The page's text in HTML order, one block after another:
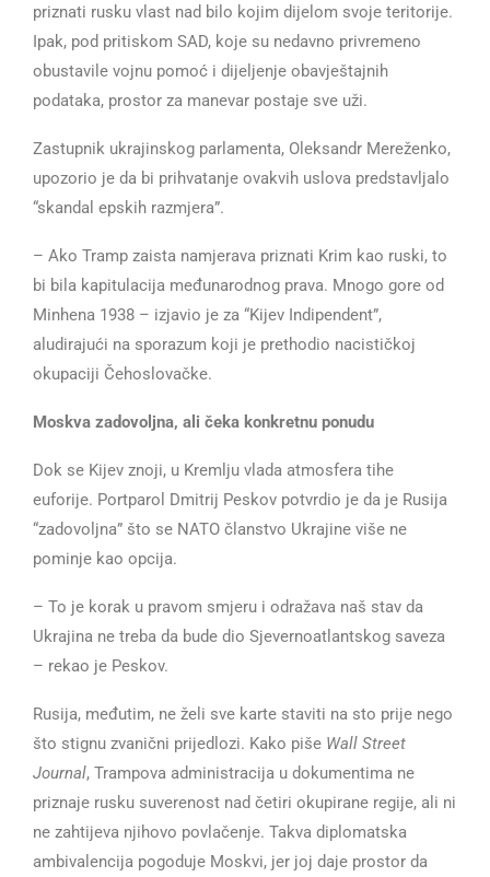
priznati rusku vlast nad bilo kojim dijelom svoje teritorije.
Ipak, pod pritiskom SAD, koje su nedavno privremeno
obustavile vojnu pomoć i dijeljenje obavještajnih
podataka, prostor za manevar postaje sve uži.
Zastupnik ukrajinskog parlamenta, Oleksandr Mereženko,
upozorio je da bi prihvatanje ovakvih uslova predstavljalo
“skandal epskih razmjera”.
– Ako Tramp zaista namjerava priznati Krim kao ruski, to
bi bila kapitulacija međunarodnog prava. Mnogo gore od
Minhena 1938 – izjavio je za “Kijev Indipendent”,
aludirajući na sporazum koji je prethodio nacističkoj
okupaciji Čehoslovačke.
Moskva zadovoljna, ali čeka konkretnu ponudu
Dok se Kijev znoji, u Kremlju vlada atmosfera tihe
euforije. Portparol Dmitrij Peskov potvrdio je da je Rusija
“zadovoljna” što se NATO članstvo Ukrajine više ne
pominje kao opcija.
– To je korak u pravom smjeru i odražava naš stav da
Ukrajina ne treba da bude dio Sjevernoatlantskog saveza
– rekao je Peskov.
Rusija, međutim, ne želi sve karte staviti na sto prije nego
što stignu zvanični prijedlozi. Kako piše Wall Street
Journal, Trampova administracija u dokumentima ne
priznaje rusku suverenost nad četiri okupirane regije, ali ni
ne zahtijeva njihovo povlačenje. Takva diplomatska
ambivalencija pogoduje Moskvi, jer joj daje prostor da